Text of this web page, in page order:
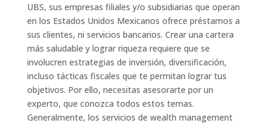
UBS, sus empresas filiales y/o subsidiarias que operan
en los Estados Unidos Mexicanos ofrece préstamos a
sus clientes, ni servicios bancarios. Crear una cartera
más saludable y lograr riqueza requiere que se
involucren estrategias de inversión, diversificación,
incluso tácticas fiscales que te permitan lograr tus
objetivos. Por ello, necesitas asesorarte por un
experto, que conozca todos estos temas.
Generalmente, los servicios de wealth management